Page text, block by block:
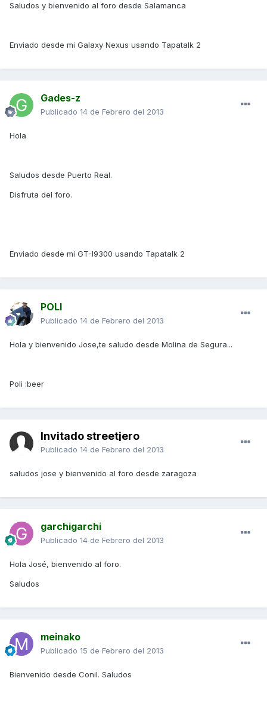
Saludos y bienvenido al foro desde Salamanca
Enviado desde mi Galaxy Nexus usando Tapatalk 2
Gades-z
Publicado 14 de Febrero del 2013
Hola
Saludos desde Puerto Real.
Disfruta del foro.
Enviado desde mi GT-I9300 usando Tapatalk 2
POLI
Publicado 14 de Febrero del 2013
Hola y bienvenido Jose,te saludo desde Molina de Segura...
Poli :beer
Invitado streetjero
Publicado 14 de Febrero del 2013
saludos jose y bienvenido al foro desde zaragoza
garchigarchi
Publicado 14 de Febrero del 2013
Hola José, bienvenido al foro.
Saludos
meinako
Publicado 15 de Febrero del 2013
Bienvenido desde Conil. Saludos